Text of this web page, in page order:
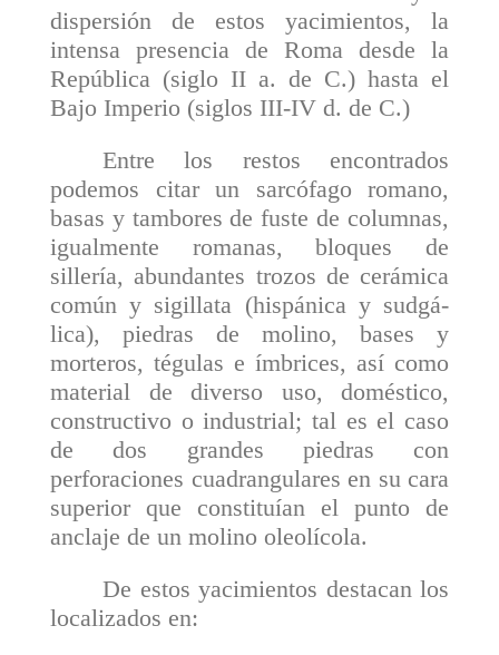
dispersión de estos yacimientos, la
intensa presencia de Roma desde la
República (siglo II a. de C.) hasta el
Bajo Imperio (siglos III-IV d. de C.)
Entre los restos encontrados
podemos citar un sarcófago romano,
basas y tambores de fuste de colum­nas,
igualmente romanas, bloques de
sillería, abundantes trozos de cerámica
común y sigillata (hispánica y sudgá­
lica), piedras de molino, bases y
morteros, tégulas e ímbrices, así como
material de diverso uso, doméstico,
constructivo o industrial; tal es el caso
de dos grandes piedras con
perforaciones cuadrangulares en su cara
superior que constituían el punto de
anclaje de un molino oleolícola.
De estos yacimientos destacan los
localizados en: